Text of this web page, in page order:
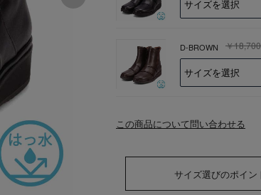
D-BROWN ￥18,700
この商品について問い合わせる
サイズ選びのポイン